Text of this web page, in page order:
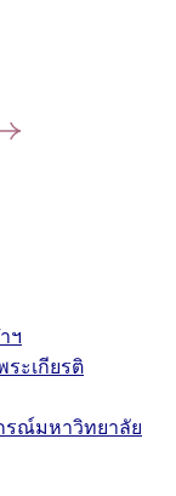
ฯ
ะเกียรติ
รณ์มหาวิทยาลัย